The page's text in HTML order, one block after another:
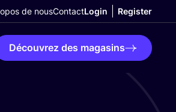
de nousContactLogin Register
Découvrez des magasins